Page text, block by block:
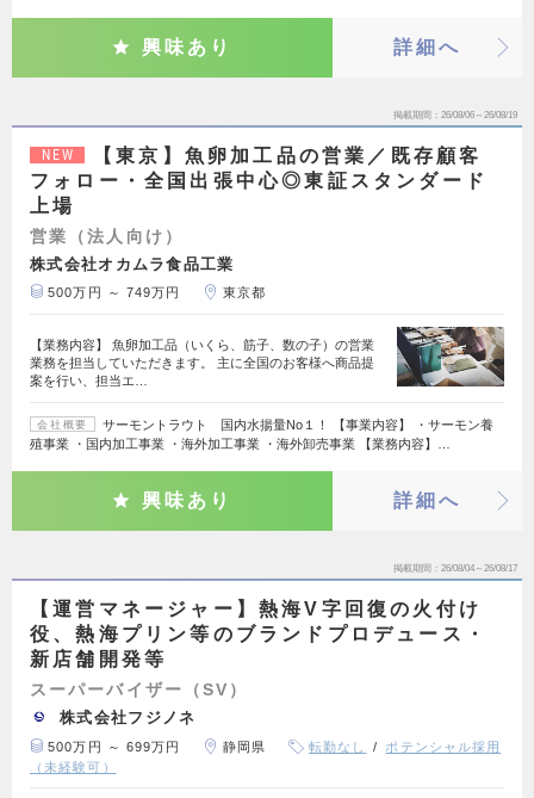
興味あり 詳細へ
掲載期間 26/08/06～26/08/19
NEW
【東京】魚卵加工品の営業／既存顧客
フォロー・全国出張中心◎東証スタンダード
上場
営業（法人向け）
株式会社オカムラ食品工業
500万円 ～ 749万円 東京都
【業務内容】 魚卵加工品（いくら、筋子、数の子）の営業
業務を担当していただきます。 主に全国のお客様へ商品提
案を行い、担当エ…
会社概要
サーモントラウト 国内水揚量No１！ 【事業内容】 ・サーモン養
殖事業 ・国内加工事業 ・海外加工事業 ・海外卸売事業 【業務内容】…
興味あり 詳細へ
掲載期間 26/08/04～26/08/17
【運営マネージャー】熱海V字回復の火付け
役、熱海プリン等のブランドプロデュース・
新店舗開発等
スーパーバイザー（SV）
株式会社フジノネ
500万円 ～ 699万円 静岡県 転勤なし
ポテンシャル採用
（未経験可）